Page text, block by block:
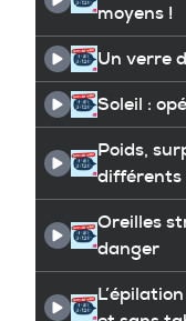
moyens !
Un verre
Soleil :
Poids,
différents
Oreilles
danger